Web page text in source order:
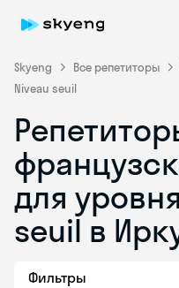
Skyeng Все репетиторы
Niveau seuil
для
seuil в
Фильтры
Skyeng Chat